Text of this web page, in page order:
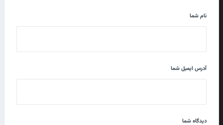
نام شما
آدرس ایمیل شما
دیدگاه شما